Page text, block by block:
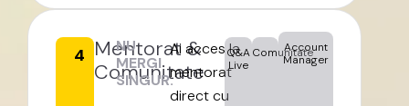
4 Mentorat &
Comunitate
NU
MERGI
SINGUR.
Ai acces la
mentorat
direct cu
Q&A
Live
Comunitate
Account
Manager